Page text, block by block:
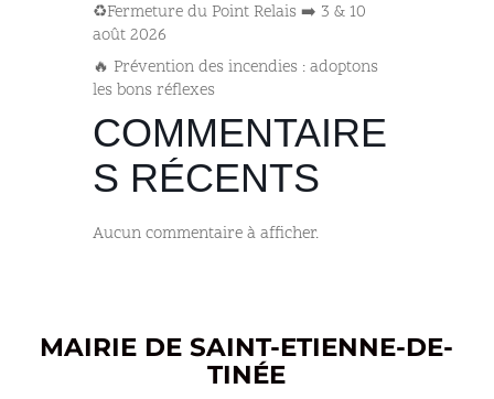
♻️Fermeture du Point Relais ➡️​ 3 & 10
août 2026
🔥 Prévention des incendies : adoptons
les bons réflexes
COMMENTAIRE
S RÉCENTS
Aucun commentaire à afficher.
MAIRIE DE SAINT-ETIENNE-DE-
TINÉE